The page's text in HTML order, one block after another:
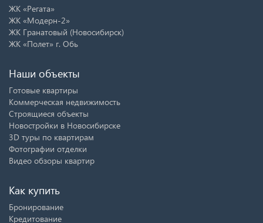
ЖК «Регата»
ЖК «Модерн-2»
ЖК Гранатовый (Новосибирск)
ЖК «Полет» г. Обь
Наши объекты
Готовые квартиры
Коммерческая недвижимость
Строящиеся объекты
Новостройки в Новосибирске
3D туры по квартирам
Фотографии отделки
Видео обзоры квартир
Как купить
Бронирование
Кредитование